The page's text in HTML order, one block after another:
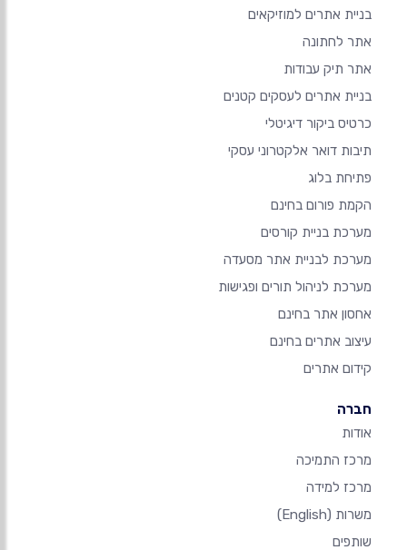
בניית אתרים למוזיקאים
אתר לחתונה
אתר תיק עבודות
בניית אתרים לעסקים קטנים
כרטיס ביקור דיגיטלי
תיבות דואר אלקטרוני עסקי
פתיחת בלוג
הקמת פורום בחינם
מערכת בניית קורסים
מערכת לבניית אתר מסעדה
מערכת לניהול תורים ופגישות
אחסון אתר בחינם
עיצוב אתרים בחינם
קידום אתרים
חברה
אודות
מרכז התמיכה
מרכז למידה
משרות (English)
שותפים